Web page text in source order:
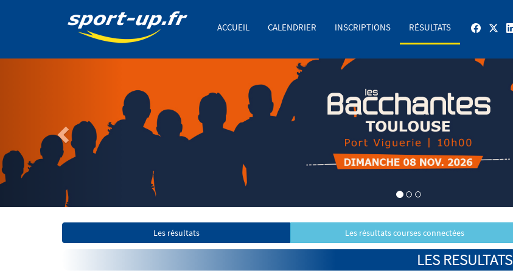
ACCUEIL CALENDRIER INSCRIPTIONS RÉSULTATS
Previous
Les résultats Les résultats courses connectées
LES RESULTATS